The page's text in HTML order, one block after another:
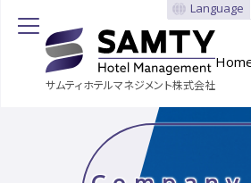
サムティホテルマネジメント株式会社
Language